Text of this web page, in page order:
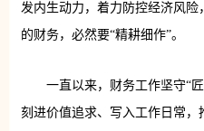
发内生动力，着力防控经济风
的财务，必然要“精耕细作”。
一直以来，财务工作坚守“
刻进价值追求、写入工作日常